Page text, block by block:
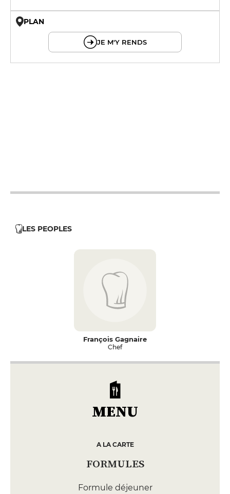
PLAN
JE M'Y RENDS
LES PEOPLES
François Gagnaire
Chef
MENU
A LA CARTE
FORMULES
Formule déjeuner